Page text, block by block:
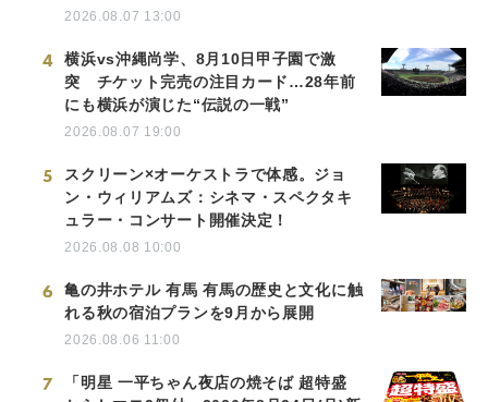
2026.08.07 13:00
4
横浜vs沖縄尚学、8月10日甲子園で激
突 チケット完売の注目カード…28年前
にも横浜が演じた“伝説の一戦”
2026.08.07 19:00
5
スクリーン×オーケストラで体感。ジョ
ン・ウィリアムズ：シネマ・スペクタキ
ュラー・コンサート開催決定！
2026.08.08 10:00
6
亀の井ホテル 有馬 有馬の歴史と文化に触
れる秋の宿泊プランを9月から展開
2026.08.06 11:00
7
「明星 一平ちゃん夜店の焼そば 超特盛